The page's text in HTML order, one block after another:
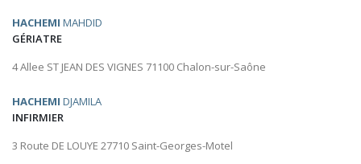
HACHEMI MAHDID
GÉRIATRE
4 Allee ST JEAN DES VIGNES 71100 Chalon-sur-Saône
HACHEMI DJAMILA
INFIRMIER
3 Route DE LOUYE 27710 Saint-Georges-Motel